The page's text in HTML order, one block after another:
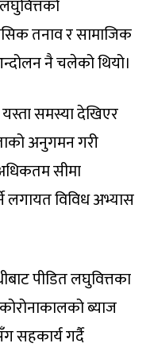
तनाव र सामाजिक
नै चलेको थियो।
समस्या देखिएर
अनुगमन गरी
सीमा
लगायत विविध अभ्यास
पीडित लघुवित्तका
ब्याज
सहकार्य गर्दै